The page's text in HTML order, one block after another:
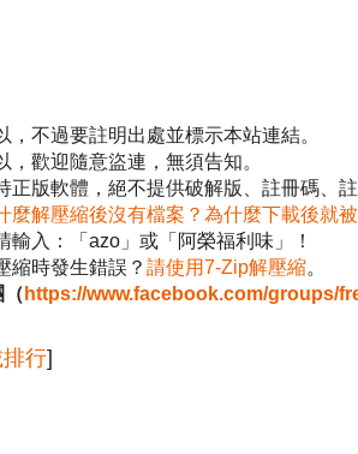
不過要註明出處並標示本站連結。
歡迎隨意盜連，無須告知。
正版軟體，絕不提供破解版、註冊碼、
麼解壓縮後沒有檔案？為什麼下載後就
輸入：「azo」或「阿榮福利味」！
縮時發生錯誤？ 請使用7-Zip解壓縮。
（ https://www.facebook.com/groups/
行]